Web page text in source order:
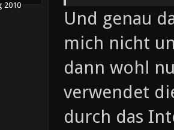
2010
Und genau
mich nicht
dann wohl
verwendet
durch das